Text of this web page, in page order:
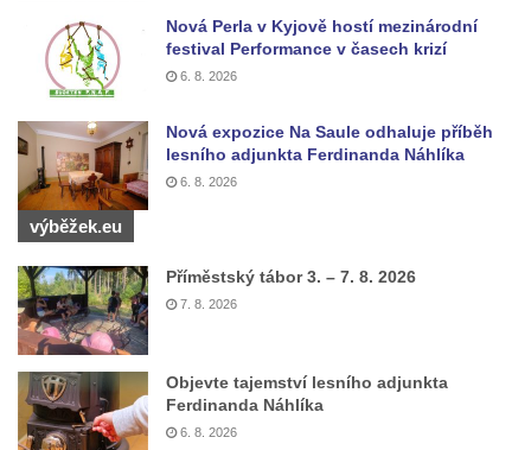
Podlešínem
Silniční most přes Svitávku v Nových
Zákupech
Klášterní most v Zákupech
Kamenný most v Zákupech
Poštovní most v Mimoni
Bývalý vodní náhon u Mařeniček
Bývalý vodní náhon u Antonínova údolí
Železniční most u Bořkova
Pitrův most v Rajhradě
Kamenný most v Markvarticích
Silniční most u Mnichova Hradiště
Nová Perla v Kyjově hostí mezinárodní
festival Performance v časech krizí
6. 8. 2026
Nová expozice Na Saule odhaluje příběh
lesního adjunkta Ferdinanda Náhlíka
6. 8. 2026
výběžek.eu
Příměstský tábor 3. – 7. 8. 2026
7. 8. 2026
Objevte tajemství lesního adjunkta
Ferdinanda Náhlíka
6. 8. 2026